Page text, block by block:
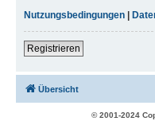
Nutzungsbedingungen
Registrieren
Übersicht
© 2001-2024